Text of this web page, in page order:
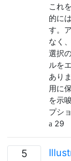
これ
的に
す。
なく
選択
ルを
あり
用に
を示
プシ
29
5